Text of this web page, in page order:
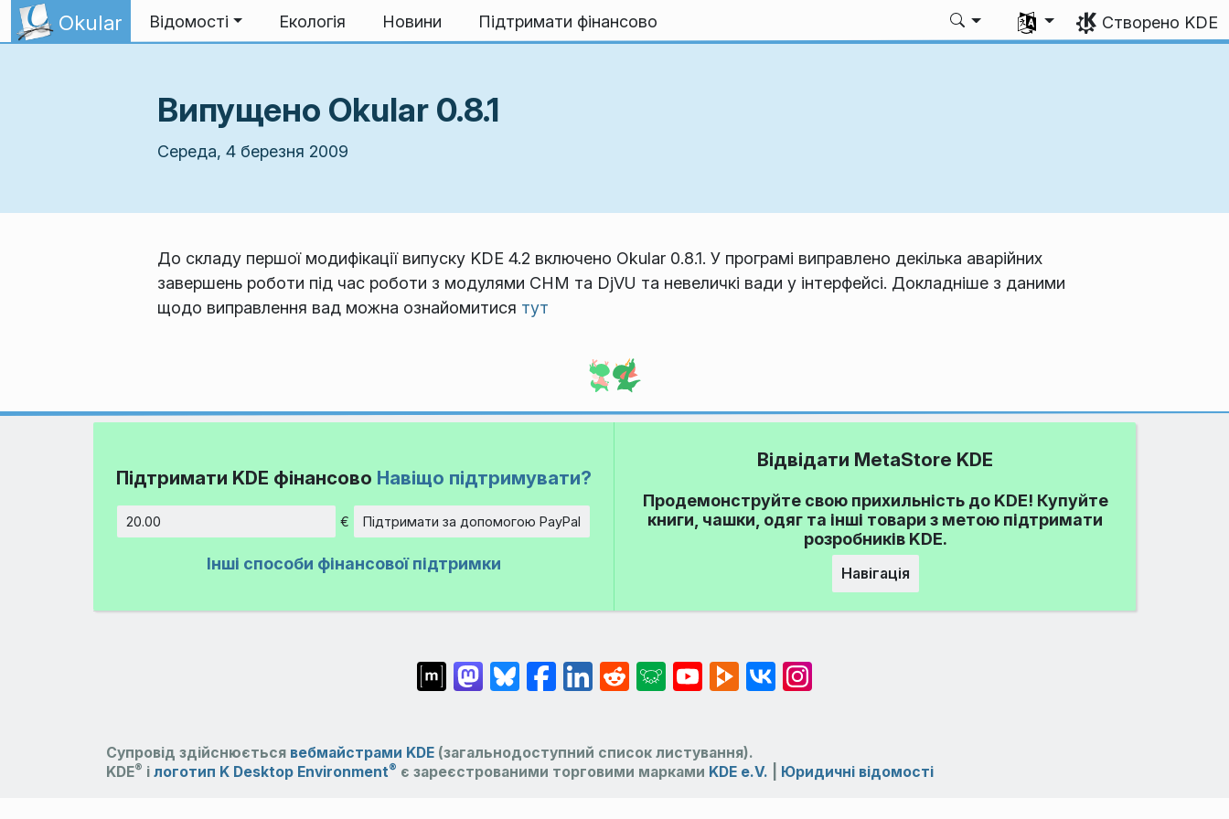
Перейти до вмісту
Okular Відомості Екологія Новини Підтримати фінансово
Виберіть мову
Створено KDE
Випущено Okular 0.8.1
Середа, 4 березня 2009
До складу першої модифікації випуску KDE 4.2 включено Okular 0.8.1. У програмі виправлено декілька аварійних
завершень роботи під час роботи з модулями CHM та DjVU та невеличкі вади у інтерфейсі. Докладніше з даними
щодо виправлення вад можна ознайомитися тут
Підтримати KDE фінансово Навіщо підтримувати?
Сума
€ Підтримати за допомогою PayPal
Інші способи фінансової підтримки
Відвідати MetaStore KDE
Продемонструйте свою прихильність до KDE! Купуйте
книги, чашки, одяг та інші товари з метою підтримати
розробників KDE.
Навігація
Супровід здійснюється вебмайстрами KDE(загальнодоступний список листування).
KDE® і логотип K Desktop Environment® є зареєстрованими торговими марками KDE e.V. Юридичні відомості